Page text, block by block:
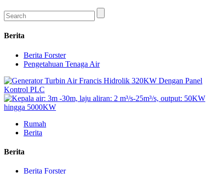
Berita
Berita Forster
Pengetahuan Tenaga Air
Rumah
Berita
Berita
Berita Forster